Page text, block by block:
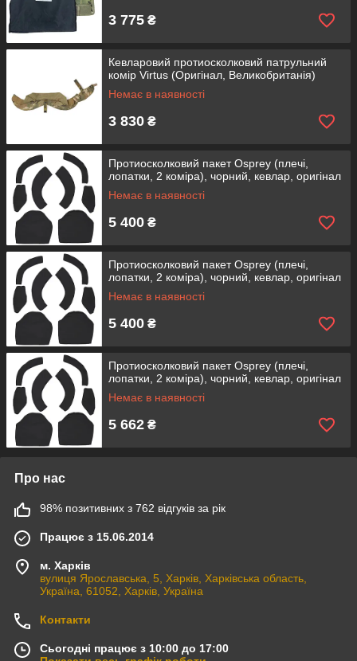
3 775 ₴
Кевларовий протиосколковий патрульний
комір Virtus (Оригінал, Великобританія)
Немає в наявності
3 830 ₴
Протиосколковий пакет Osprey (плечі,
лопатки, 2 коміра), чорний, кевлар, оригінал
Немає в наявності
5 400 ₴
Протиосколковий пакет Osprey (плечі,
лопатки, 2 коміра), чорний, кевлар, оригінал
Немає в наявності
5 400 ₴
Протиосколковий пакет Osprey (плечі,
лопатки, 2 коміра), чорний, кевлар, оригінал
Немає в наявності
5 662 ₴
Про нас
98% позитивних з 762 відгуків за рік
Працює з 15.06.2014
м. Харків
вулиця Ярославська, 5, Харків, Харківська область,
Україна, 61052, Харків, Україна
Контакти
Сьогодні працює з 10:00 до 17:00